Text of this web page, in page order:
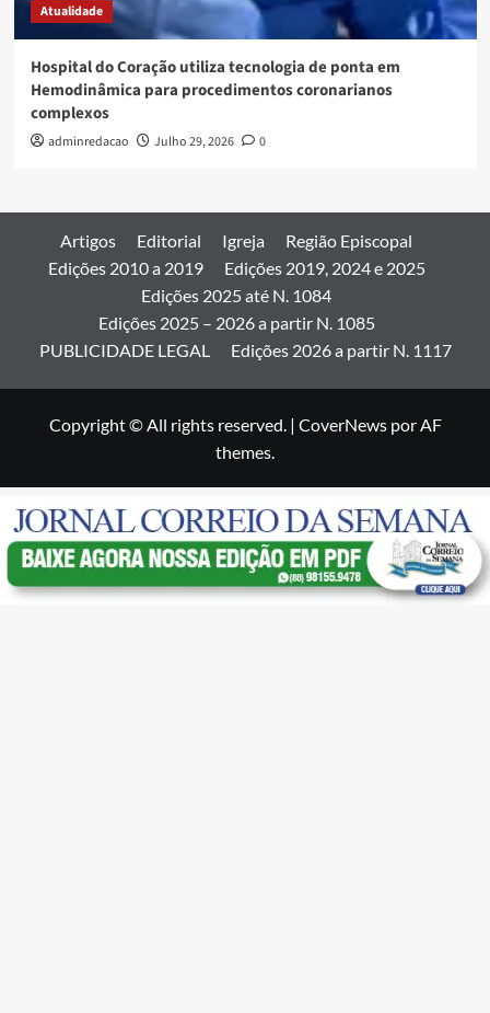
Atualidade
Hospital do Coração utiliza tecnologia de ponta em
Hemodinâmica para procedimentos coronarianos
complexos
adminredacao Julho 29, 2026 0
Artigos Editorial Igreja
Região Episcopal
Edições 2010 a 2019
Edições 2019, 2024 e 2025
Edições 2025 até N. 1084
Edições 2025 – 2026 a partir N. 1085
PUBLICIDADE LEGAL
Edições 2026 a partir N. 1117
Copyright © All rights reserved. | CoverNewspor AF
themes.